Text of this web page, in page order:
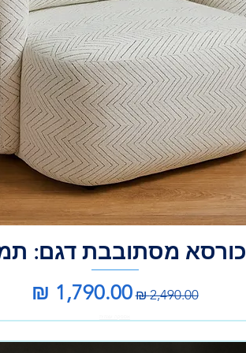
כורסא מסתובבת דגם:
מחיר רגיל‏2,490.00 ‏₪ מחיר מבצע‏1,790.00 ‏₪